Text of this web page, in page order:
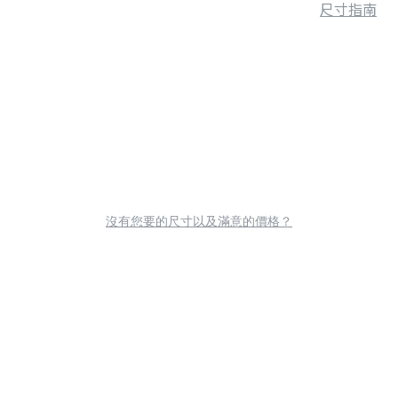
尺寸指南
沒有您要的尺寸以及滿意的價格？